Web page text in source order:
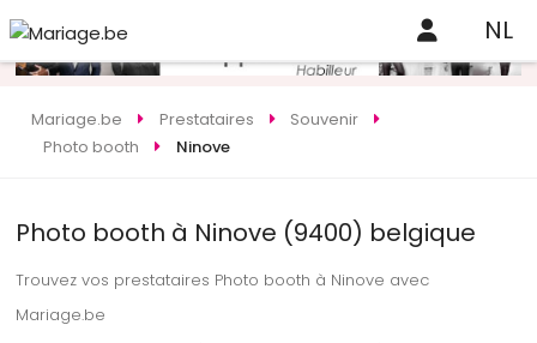
NL
Mariage.be Prestataires
Souvenir
Photo booth
Ninove
Photo booth à Ninove (9400) belgique
Trouvez vos prestataires Photo booth à Ninove avec
Mariage.be